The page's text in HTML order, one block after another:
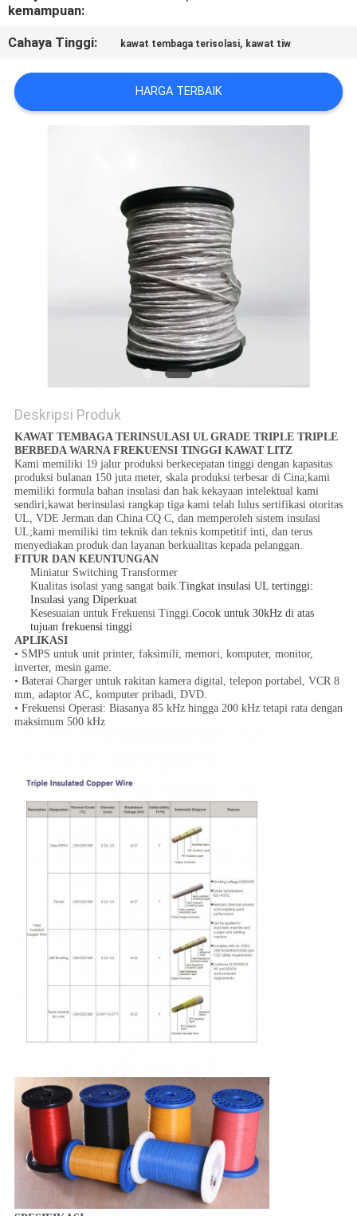
REQUEST
SUATU
kemampuan:
Cahaya Tinggi: kawat tembaga terisolasi, kawat tiw
HARGA TERBAIK
Deskripsi Produk
KAWAT TEMBAGA TERINSULASI UL GRADE TRIPLE TRIPLE
BERBEDA WARNA FREKUENSI TINGGI KAWAT LITZ
Kami memiliki 19 jalur produksi berkecepatan tinggi dengan kapasitas
produksi bulanan 150 juta meter, skala produksi terbesar di Cina;kami
memiliki formula bahan insulasi dan hak kekayaan intelektual kami
sendiri;kawat berinsulasi rangkap tiga kami telah lulus sertifikasi otoritas
UL, VDE Jerman dan China CQ C, dan memperoleh sistem insulasi
UL;kami memiliki tim teknik dan teknis kompetitif inti, dan terus
menyediakan produk dan layanan berkualitas kepada pelanggan.
FITUR DAN KEUNTUNGAN
Miniatur Switching Transformer
Kualitas isolasi yang sangat baik.Tingkat insulasi UL tertinggi:
Insulasi yang Diperkuat
Kesesuaian untuk Frekuensi Tinggi.Cocok untuk 30kHz di atas
tujuan frekuensi tinggi
APLIKASI
• SMPS untuk unit printer, faksimili, memori, komputer, monitor,
inverter, mesin game.
• Baterai Charger untuk rakitan kamera digital, telepon portabel, VCR 8
mm, adaptor AC, komputer pribadi, DVD.
• Frekuensi Operasi: Biasanya 85 kHz hingga 200 kHz tetapi rata dengan
maksimum 500 kHz